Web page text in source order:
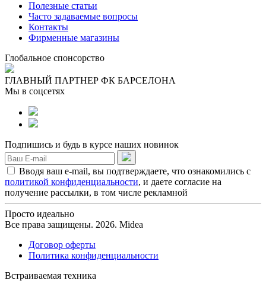
Полезные статьи
Часто задаваемые вопросы
Контакты
Фирменные магазины
Глобальное спонсорство
ГЛАВНЫЙ ПАРТНЕР ФК БАРСЕЛОНА
Мы в соцсетях
Подпишись и будь в курсе наших новинок
Вводя ваш e-mail, вы подтверждаете, что ознакомились с
политикой конфиденциальности, и даете согласие на
получение рассылки, в том числе рекламной
Просто идеально
Все права защищены. 2026. Midea
Договор оферты
Политика конфиденциальности
Встраиваемая техника